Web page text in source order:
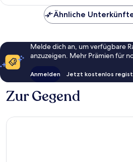
Ähnliche
Melde dich an, um verfügbare
anzuzeigen. Mehr Prämien für
Anmelden Jetzt kostenlos
Zur Gegend